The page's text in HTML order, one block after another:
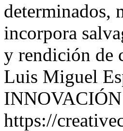
determinados,
incorpora
y rendición de
Luis Miguel
https://